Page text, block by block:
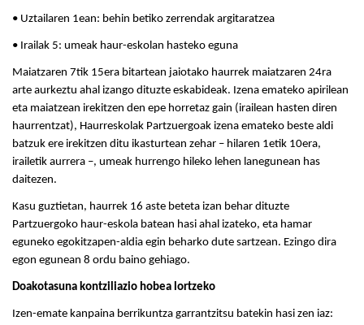
• Uztailaren 1ean: behin betiko zerrendak argitaratzea
• Irailak 5: umeak haur-eskolan hasteko eguna
Maiatzaren 7tik 15era bitartean jaiotako haurrek maiatzaren 24ra
arte aurkeztu ahal izango dituzte eskabideak. Izena emateko apirilean
eta maiatzean irekitzen den epe horretaz gain (irailean hasten diren
haurrentzat), Haurreskolak Partzuergoak izena emateko beste aldi
batzuk ere irekitzen ditu ikasturtean zehar – hilaren 1etik 10era,
irailetik aurrera –, umeak hurrengo hileko lehen lanegunean has
daitezen.
Kasu guztietan, haurrek 16 aste beteta izan behar dituzte
Partzuergoko haur-eskola batean hasi ahal izateko, eta hamar
eguneko egokitzapen-aldia egin beharko dute sartzean. Ezingo dira
egon egunean 8 ordu baino gehiago.
Doakotasuna kontziliazio hobea lortzeko
Izen-emate kanpaina berrikuntza garrantzitsu batekin hasi zen iaz: